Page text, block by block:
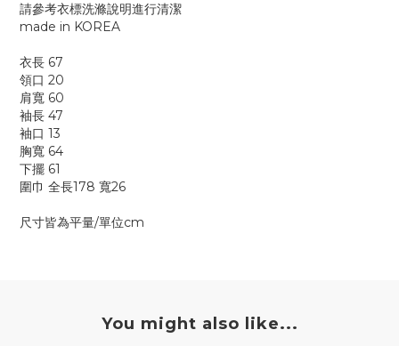
請參考衣標洗滌說明進行清潔
made in KOREA
衣長 67
領口 20
肩寬 60
袖長 47
袖口 13
胸寬 64
下擺 61
圍巾 全長178 寬26
尺寸皆為平量/單位cm
You might also like...